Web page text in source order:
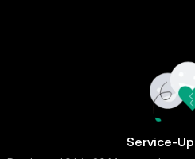
Service-